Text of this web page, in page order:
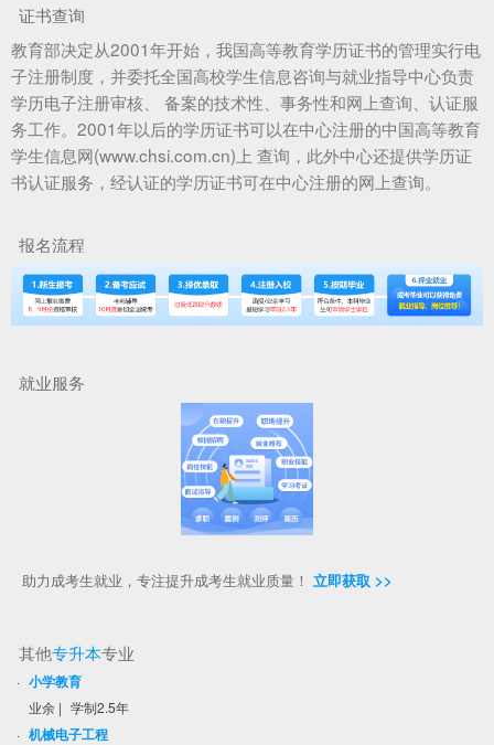
证书查询
教育部决定从2001年开始，我国高等教育学历证书的管理实行电
子注册制度，并委托全国高校学生信息咨询与就业指导中心负责
学历电子注册审核、 备案的技术性、事务性和网上查询、认证服
务工作。2001年以后的学历证书可以在中心注册的中国高等教育
学生信息网(www.chsi.com.cn)上 查询，此外中心还提供学历证
书认证服务，经认证的学历证书可在中心注册的网上查询。
报名流程
就业服务
助力成考生就业，专注提升成考生就业质量！ 立即获取 >>
其他专升本专业
· 小学教育
业余 | 学制2.5年
· 机械电子工程